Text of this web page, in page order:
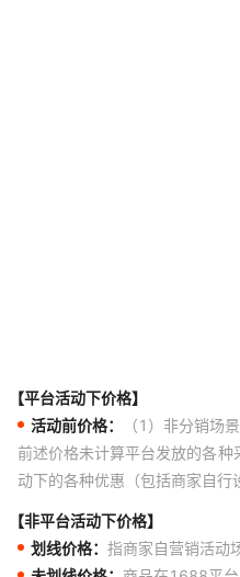
【平台活动下价格】
活动前价格：
（1）非分销场
前述价格未计算平台发放的各
动下的各种优惠（包括商家自行
【非平台活动下价格】
划线价格： 指商家自营销活动